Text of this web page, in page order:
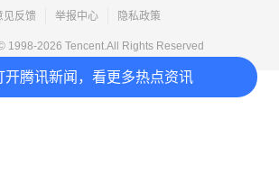
开腾讯新闻，看更多热点资讯
见反馈 举报中心 隐私政策
1998-2026 Tencent.All Rights Reserved